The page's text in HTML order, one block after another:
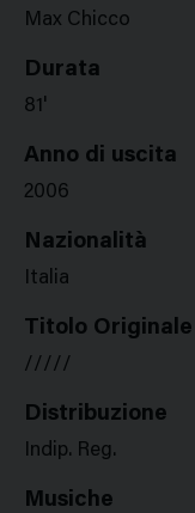
Max Chicco
Durata
81'
Anno di uscita
2006
Nazionalità
Italia
Titolo Originale
/////
Distribuzione
Indip. Reg.
Musiche